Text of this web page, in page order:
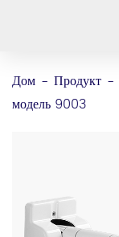
Дом - Продукт -
модель 9003
Компания
Ресурсы